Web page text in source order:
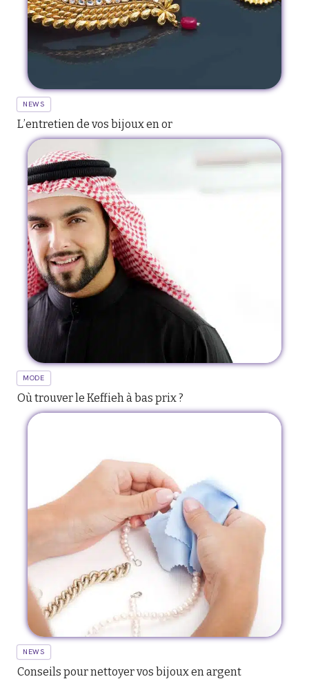
NEWS
L’entretien de vos bijoux en or
MODE
Où trouver le Keffieh à bas prix ?
NEWS
Conseils pour nettoyer vos bijoux en argent